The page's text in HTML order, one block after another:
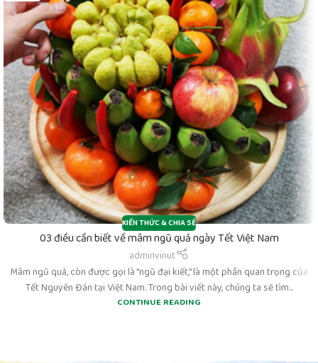
KIẾN THỨC & CHIA SẺ
03 điều cần biết về mâm ngũ quả ngày Tết Việt Nam
adminvinut
Mâm ngũ quả, còn được gọi là "ngũ đại kiết," là một phần quan trọng của
Tết Nguyên Đán tại Việt Nam. Trong bài viết này, chúng ta sẽ tìm...
CONTINUE READING